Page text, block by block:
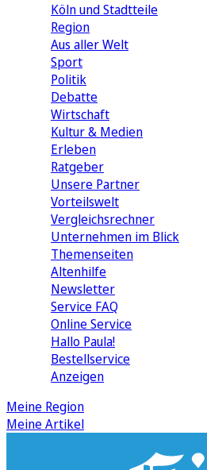
Köln und Stadtteile
Region
Aus aller Welt
Sport
Politik
Debatte
Wirtschaft
Kultur & Medien
Erleben
Ratgeber
Unsere Partner
Vorteilswelt
Vergleichsrechner
Unternehmen im Blick
Themenseiten
Altenhilfe
Newsletter
Service FAQ
Online Service
Hallo Paula!
Bestellservice
Anzeigen
Meine Region
Meine Artikel